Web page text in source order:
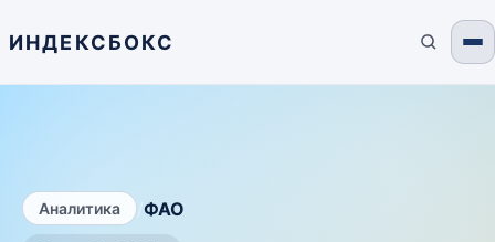
ИНДЕКСБОКС
Аналитика ФАО